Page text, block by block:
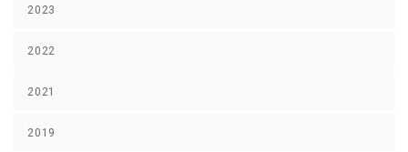
2023
2022
2021
2019